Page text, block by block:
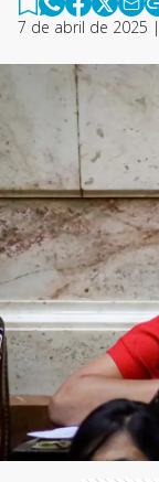
7 de abril de 2025